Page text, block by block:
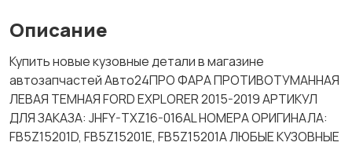
Описание
Купить новые кузовные детали в магазине
автозапчастей Авто24ПРО ФАРА ПРОТИВОТУМАННАЯ
ЛЕВАЯ ТЕМНАЯ FORD EXPLORER 2015-2019 АРТИКУЛ
ДЛЯ ЗАКАЗА: JHFY-TXZ16-016AL НОМЕРА ОРИГИНАЛА:
FB5Z15201D, FB5Z15201E, FB5Z15201A ЛЮБЫЕ КУЗОВНЫЕ